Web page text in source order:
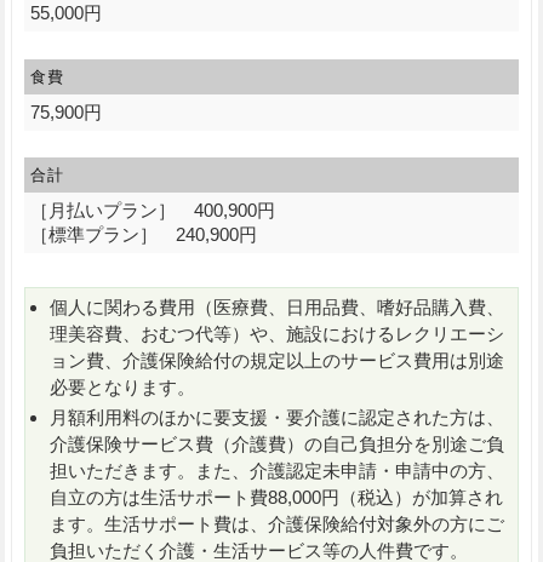
55,000円
食費
75,900円
合計
［月払いプラン］ 400,900円
［標準プラン］ 240,900円
個人に関わる費用（医療費、日用品費、嗜好品購入費、
理美容費、おむつ代等）や、施設におけるレクリエーシ
ョン費、介護保険給付の規定以上のサービス費用は別途
必要となります。
月額利用料のほかに要支援・要介護に認定された方は、
介護保険サービス費（介護費）の自己負担分を別途ご負
担いただきます。また、介護認定未申請・申請中の方、
自立の方は生活サポート費88,000円（税込）が加算され
ます。生活サポート費は、介護保険給付対象外の方にご
負担いただく介護・生活サービス等の人件費です。